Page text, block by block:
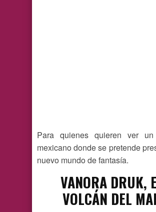
Para quienes quieren ver un
mexicano donde se pretende
nuevo mundo de fantasía.
VANORA DRUK,
VOLCÁN DEL